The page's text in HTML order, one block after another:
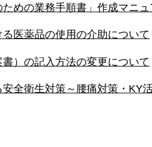
ための業務手順書」作成マニ
医薬品の使用の介助について
）の記入方法の変更について
全衛生対策～腰痛対策・KY